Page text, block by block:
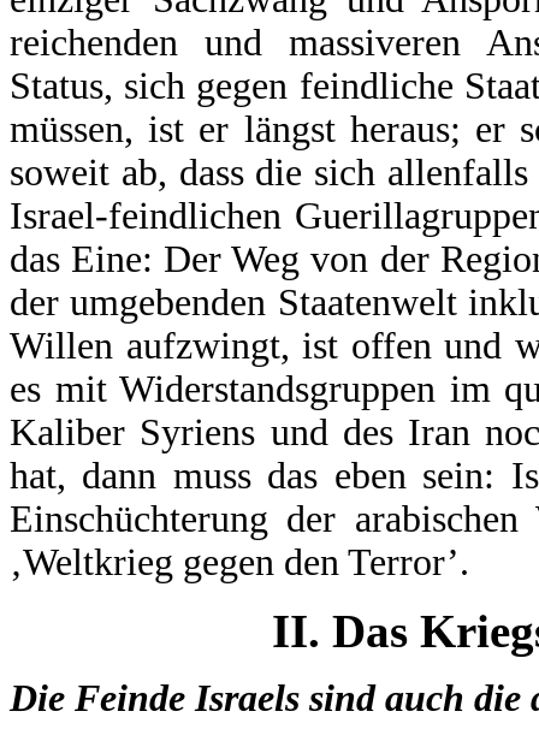
reichenden und massiveren
Status, sich gegen feindliche
müssen, ist er längst heraus; er
soweit ab, dass die sich
Israel-feindlichen
das Eine: Der Weg von der
der umgebenden Staatenwelt
Willen aufzwingt, ist offen und
es mit Widerstandsgruppen im
Kaliber Syriens und des Iran
hat, dann muss das eben sein:
Einschüchterung der
‚Weltkrieg gegen den Terror’.
II. Das
Die Feinde Israels sind auch die